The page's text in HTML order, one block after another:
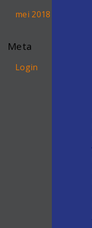
mei 2018
Meta
Login